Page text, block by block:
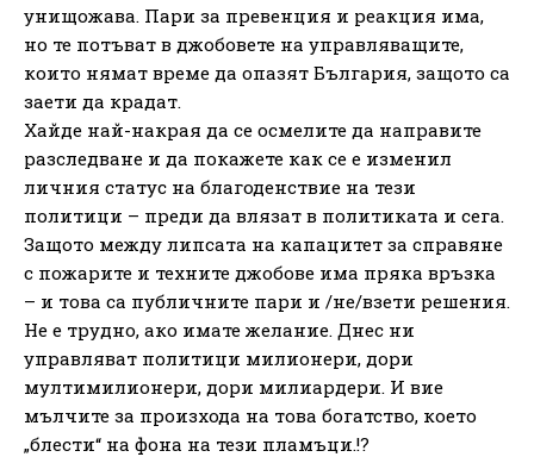
унищожава. Пари за превенция и реакция има,
но те потъват в джобовете на управляващите,
които нямат време да опазят България, защото са
заети да крадат.
Хайде най-накрая да се осмелите да направите
разследване и да покажете как се е изменил
личния статус на благоденствие на тези
политици – преди да влязат в политиката и сега.
Защото между липсата на капацитет за справяне
с пожарите и техните джобове има пряка връзка
– и това са публичните пари и /не/взети решения.
Не е трудно, ако имате желание. Днес ни
управляват политици милионери, дори
мултимилионери, дори милиардери. И вие
мълчите за произхода на това богатство, което
„блести“ на фона на тези пламъци.!?